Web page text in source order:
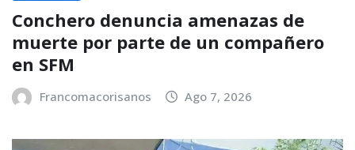
Conchero denuncia amenazas de
muerte por parte de un compañero
en SFM
Francomacorisanos Ago 7, 2026